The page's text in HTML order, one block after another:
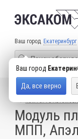
Ваш город Екатеринбург
Ваш город
Да, все верно
КАТАЛОГ ТОВАРОВ
Модуль
МПП, Апэл